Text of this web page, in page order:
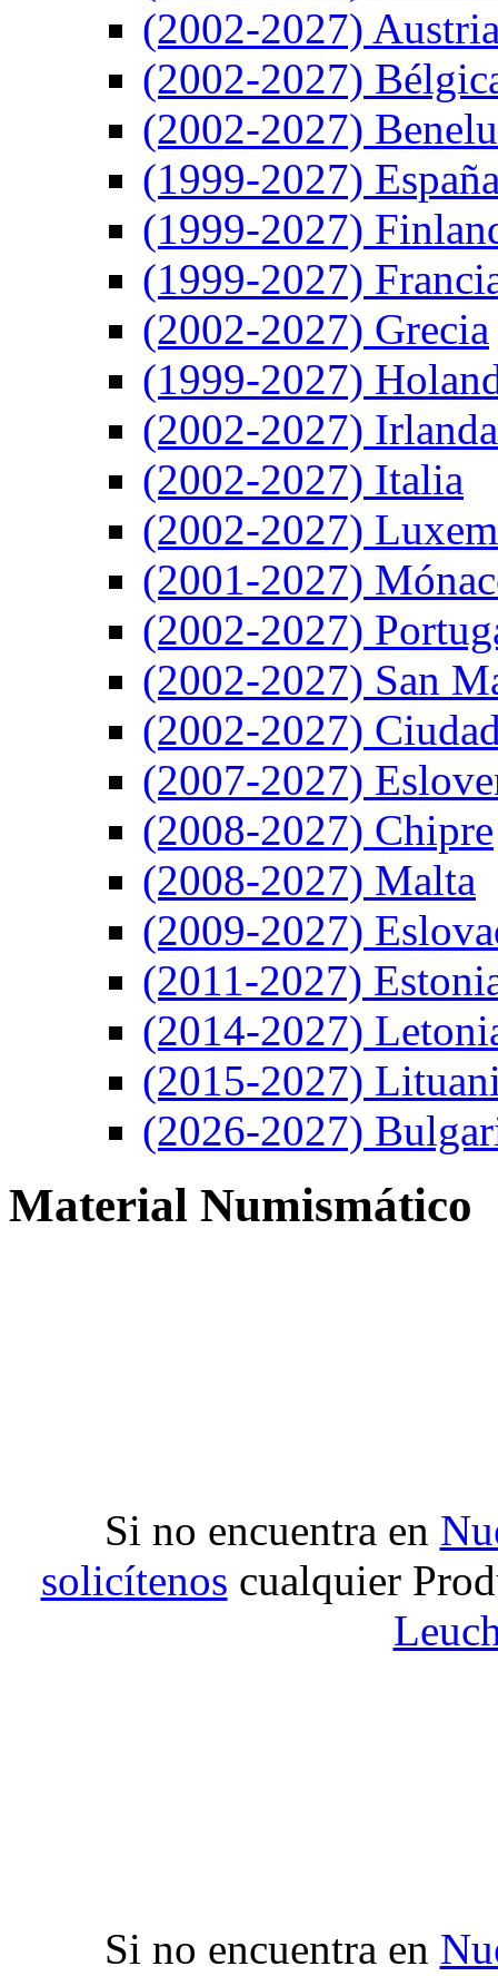
(2002-2027)
(2002-2027)
(2002-2027)
(1999-2027)
(1999-2027)
(1999-2027)
(2002-2027) Grecia
(1999-2027)
(2002-2027) Irlanda
(2002-2027) Italia
(2002-2027)
(2001-2027)
(2002-2027)
(2002-2027) San
(2002-2027)
(2007-2027)
(2008-2027) Chipre
(2008-2027) Malta
(2009-2027)
(2011-2027)
(2014-2027)
(2015-2027)
(2026-2027)
Material Numismático
Si no encuentra en
solicítenos cualquier
Si no encuentra en